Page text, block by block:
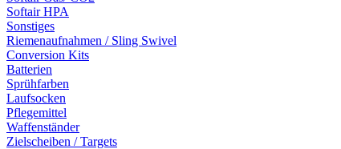
Softair HPA
Sonstiges
Riemenaufnahmen / Sling Swivel
Conversion Kits
Batterien
Sprühfarben
Laufsocken
Pflegemittel
Waffenständer
Zielscheiben / Targets